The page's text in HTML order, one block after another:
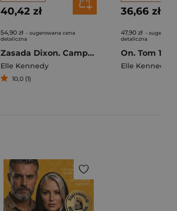
40,42 zł
54,90 zł - sugerowana cena
detaliczna
Zasada Dixon. Campus Diaries. Tom 2
Elle Kennedy
10,0 (1)
36,66 zł
47,90 zł -
detaliczna
On. Tom 1
Elle Kennedy